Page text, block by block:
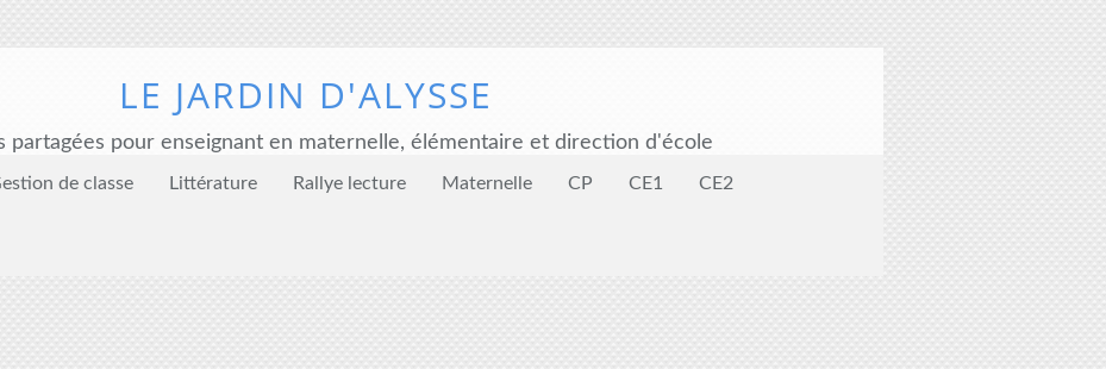
LE JARDIN D'ALYSSE
partagées pour enseignant en maternelle, élémentaire et direction d'école
de classe Littérature Rallye lecture Maternelle CP CE1 CE2